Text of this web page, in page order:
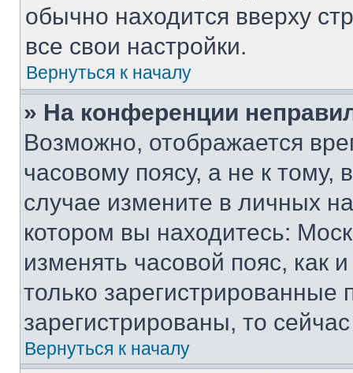
обычно находится вверху
все свои настройки.
Вернуться к началу
» На конференции
Возможно, отображается
часовому поясу, а не к тому,
случае измените в личных
котором вы находитесь:
изменять часовой пояс, как
только
зарегистрированы, то
Вернуться к началу